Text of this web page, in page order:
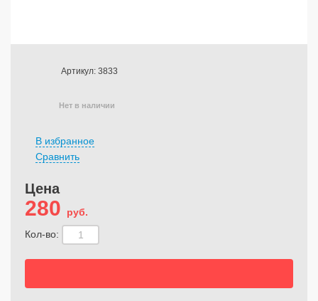
Артикул: 3833
Нет в наличии
В избранное
Сравнить
Цена
280 руб.
Кол-во: